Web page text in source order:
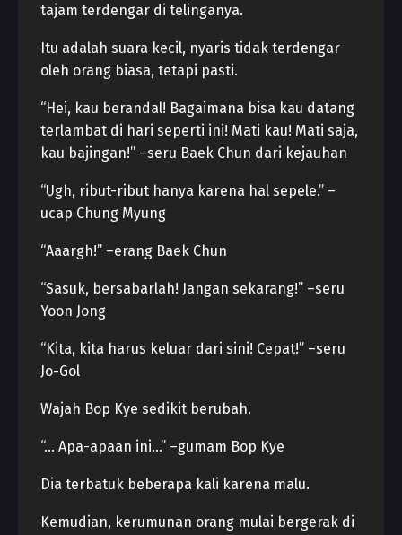
tajam terdengar di telinganya.
Itu adalah suara kecil, nyaris tidak terdengar
oleh orang biasa, tetapi pasti.
“Hei, kau berandal! Bagaimana bisa kau datang
terlambat di hari seperti ini! Mati kau! Mati saja,
kau bajingan!” –seru Baek Chun dari kejauhan
“Ugh, ribut-ribut hanya karena hal sepele.” –
ucap Chung Myung
“Aaargh!” –erang Baek Chun
“Sasuk, bersabarlah! Jangan sekarang!” –seru
Yoon Jong
“Kita, kita harus keluar dari sini! Cepat!” –seru
Jo-Gol
Wajah Bop Kye sedikit berubah.
“… Apa-apaan ini…” –gumam Bop Kye
Dia terbatuk beberapa kali karena malu.
Kemudian, kerumunan orang mulai bergerak di